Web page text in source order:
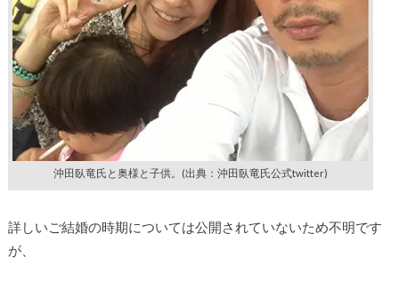
沖田臥竜氏と奥様と子供。(出典：沖田臥竜氏公式twitter)
詳しいご結婚の時期については公開されていないため不明です
が、